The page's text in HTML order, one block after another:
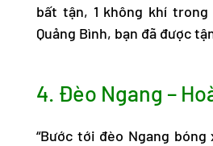
bất tận, 1 không khí
Quảng Bình, bạn đã được
4. Đèo Ngang –
“Bước tới đèo Ngang